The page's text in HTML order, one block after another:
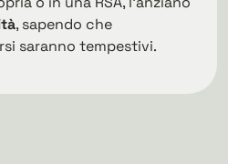
, sapendo che
saranno tempestivi.